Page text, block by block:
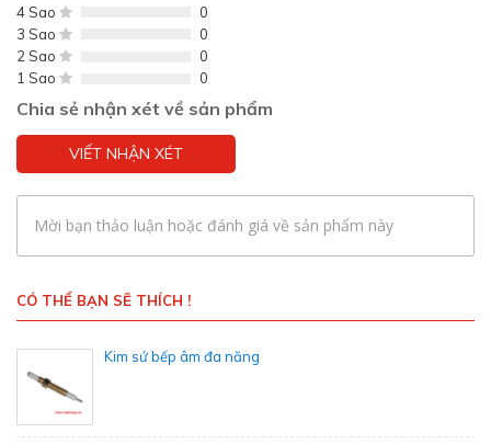
4 Sao
0
3 Sao
0
2 Sao
0
1 Sao
0
Chia sẻ nhận xét về sản phẩm
VIẾT NHẬN XÉT
Mời bạn thảo luận hoặc đánh giá về sản phẩm này
CÓ THỂ BẠN SẼ THÍCH !
Kim sứ bếp âm đa năng